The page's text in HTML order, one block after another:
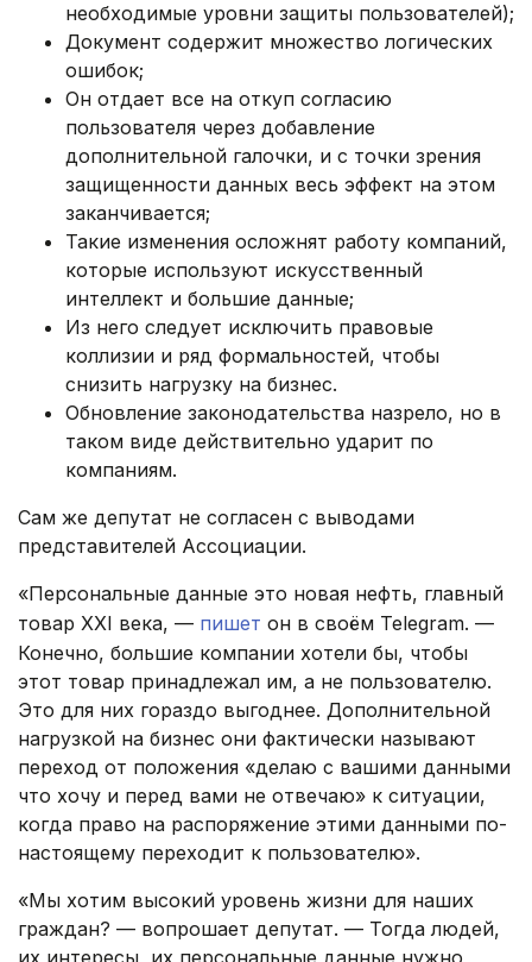
необходимые уровни защиты пользователей);
Документ содержит множество логических
ошибок;
Он отдает все на откуп согласию
пользователя через добавление
дополнительной галочки, и с точки зрения
защищенности данных весь эффект на этом
заканчивается;
Такие изменения осложнят работу компаний,
которые используют искусственный
интеллект и большие данные;
Из него следует исключить правовые
коллизии и ряд формальностей, чтобы
снизить нагрузку на бизнес.
Обновление законодательства назрело, но в
таком виде действительно ударит по
компаниям.
Сам же депутат не согласен с выводами
представителей Ассоциации.
«Персональные данные это новая нефть, главный
товар XXI века, — пишет он в своём Telegram. —
Конечно, большие компании хотели бы, чтобы
этот товар принадлежал им, а не пользователю.
Это для них гораздо выгоднее. Дополнительной
нагрузкой на бизнес они фактически называют
переход от положения «делаю с вашими данными
что хочу и перед вами не отвечаю» к ситуации,
когда право на распоряжение этими данными по-
настоящему переходит к пользователю».
«Мы хотим высокий уровень жизни для наших
граждан? — вопрошает депутат. — Тогда людей,